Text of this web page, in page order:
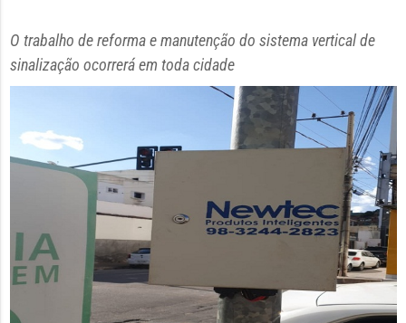
O trabalho de reforma e manutenção do sistema vertical de
sinalização ocorrerá em toda cidade